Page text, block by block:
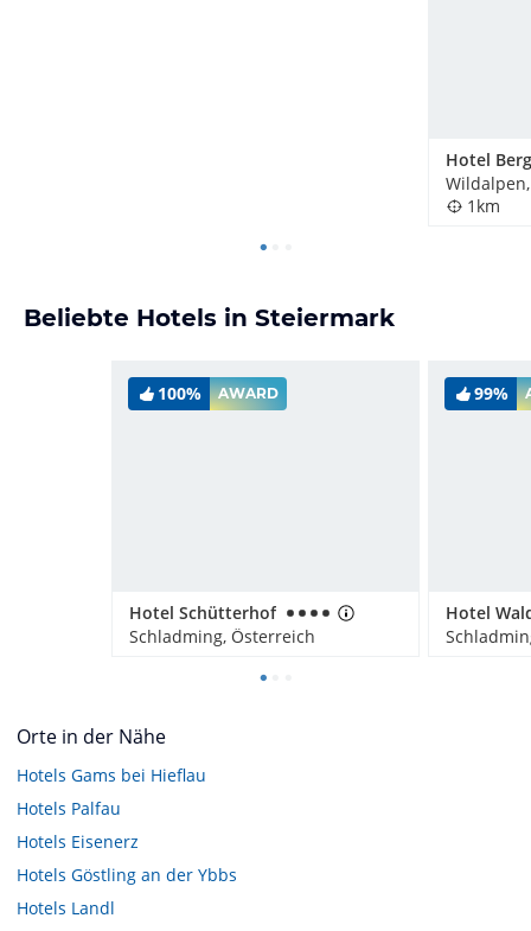
Hotel
1km
Beliebte Hotels in Steiermark
100% AWARD
Hotel Schütterhof
Schladming, Österreich
99%
Hotel
Orte in der Nähe
Hotels Gams bei Hieflau
Hotels Palfau
Hotels Eisenerz
Hotels Göstling an der Ybbs
Hotels Landl